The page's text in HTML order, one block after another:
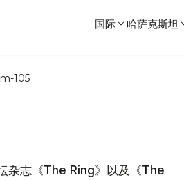
国际 哈萨克斯坦
105
杂志《The Ring》以及《The